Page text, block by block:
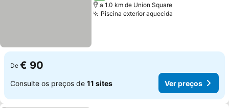
a 1.0 km de Union Square
Piscina exterior aquecida
De € 90
Consulte os preços de 11 sites Ver preços